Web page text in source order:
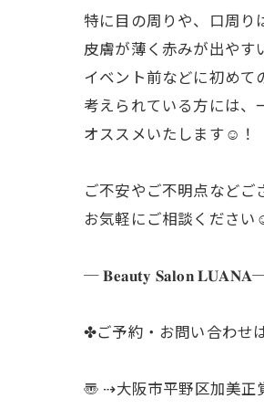
特に目の周りや、口周り
皮膚が薄く赤みが出やす
イベント前などに初めて
考えられている方には、
オススメいたします☺️！
ご不安やご不明点などご
お気軽にご相談くださ
─ 𝐁𝐞𝐚𝐮𝐭𝐲 𝐒𝐚𝐥𝐨𝐧
✤ご予約・お問い合わせ
〠 ⇢大阪市平野区加美正